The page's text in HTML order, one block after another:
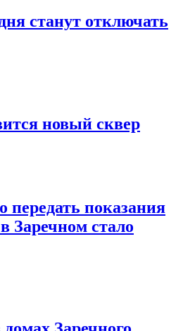
станут отключать
новый сквер
передать показания
Заречном стало